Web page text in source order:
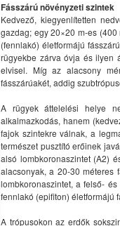
Fásszárú növényzeti szintek
Kedvező, kiegyenlítetten
gazdag; egy 20×20 m-es
(fennlakó) életformájú
rügyekbe zárva óvja és ilyen
elvisel. Míg az alacsony
fásszárúakét, addig
A rügyek áttelelési helye
alkalmazkodás, hanem
fajok szintekre válnak, a
természet pusztító erőinek
alsó lombkoronaszintet (A2)
alacsonyak, a 20-30 méteres
lombkoronaszintet, a felső-
fennlakó (epifiton) életformájú
A trópusokon az erdők